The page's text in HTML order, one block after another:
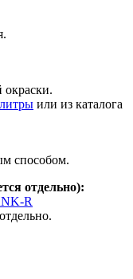
или из каталога
способом.
отдельно):
R